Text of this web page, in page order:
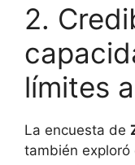
2.
límites
La encuesta de
también exploró